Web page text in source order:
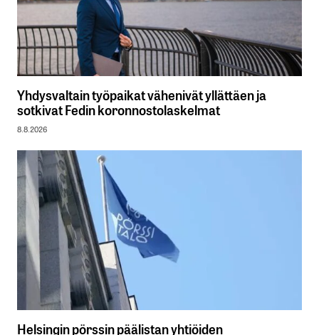
Yhdysvaltain työpaikat vähenivät yllättäen ja
sotkivat Fedin koronnostolaskelmat
8.8.2026
Helsingin pörssin päälistan yhtiöiden